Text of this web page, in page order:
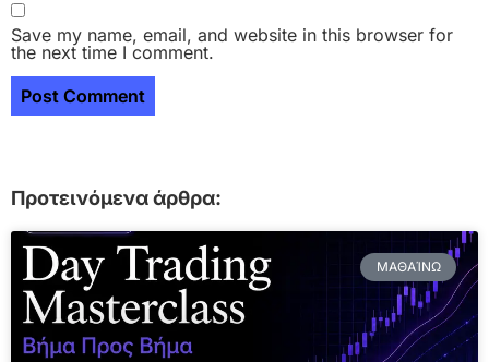
Save my name, email, and website in this browser for
the next time I comment.
Προτεινόμενα άρθρα:
ΜΑΘΑΊΝΩ